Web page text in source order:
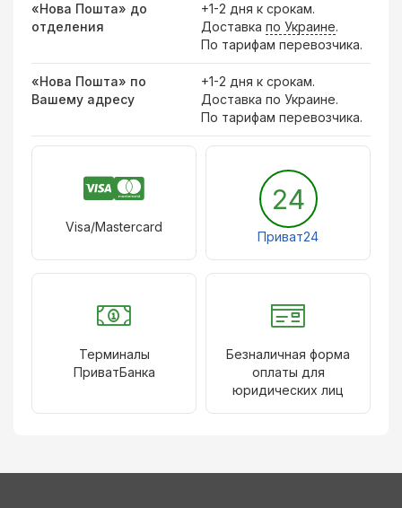
«Нова Пошта» до
отделения
+1-2 дня к срокам.
Доставка по Украине.
По тарифам перевозчика.
«Нова Пошта» по
Вашему адресу
+1-2 дня к срокам.
Доставка по Украине.
По тарифам перевозчика.
Visa/Mastercard
24
Приват24
Терминалы
ПриватБанка
Безналичная форма
оплаты для
юридических лиц